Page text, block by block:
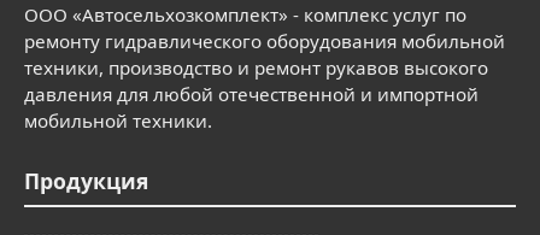
ООО «Автосельхозкомплект» - комплекс услуг по
ремонту гидравлического оборудования мобильной
техники, производство и ремонт рукавов высокого
давления для любой отечественной и импортной
мобильной техники.
Продукция